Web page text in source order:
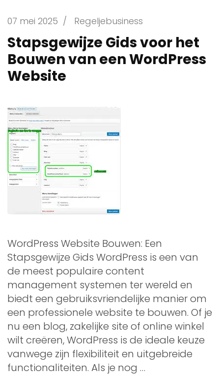
07 mei 2025 / Regeljebusiness
Stapsgewijze Gids voor het
Bouwen van een WordPress
Website
WordPress Website Bouwen: Een
Stapsgewijze Gids WordPress is een van
de meest populaire content
management systemen ter wereld en
biedt een gebruiksvriendelijke manier om
een professionele website te bouwen. Of je
nu een blog, zakelijke site of online winkel
wilt creëren, WordPress is de ideale keuze
vanwege zijn flexibiliteit en uitgebreide
functionaliteiten. Als je nog …